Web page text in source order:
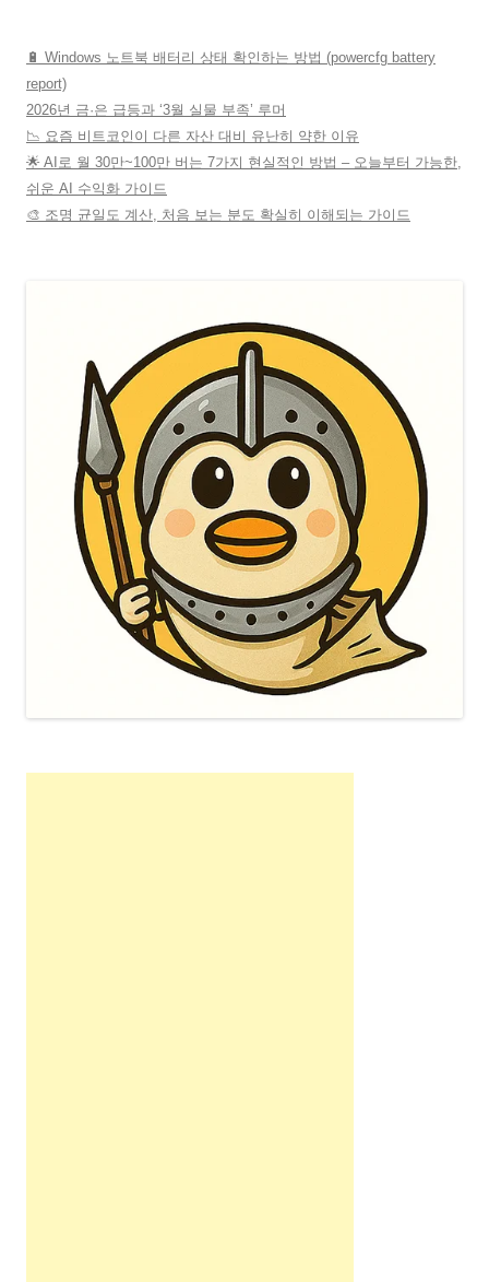
🔋 Windows 노트북 배터리 상태 확인하는 방법 (powercfg battery
report)
2026년 금·은 급등과 ‘3월 실물 부족’ 루머
📉 요즘 비트코인이 다른 자산 대비 유난히 약한 이유
🌟 AI로 월 30만~100만 버는 7가지 현실적인 방법 – 오늘부터 가능한,
쉬운 AI 수익화 가이드
🎨 조명 균일도 계산, 처음 보는 분도 확실히 이해되는 가이드